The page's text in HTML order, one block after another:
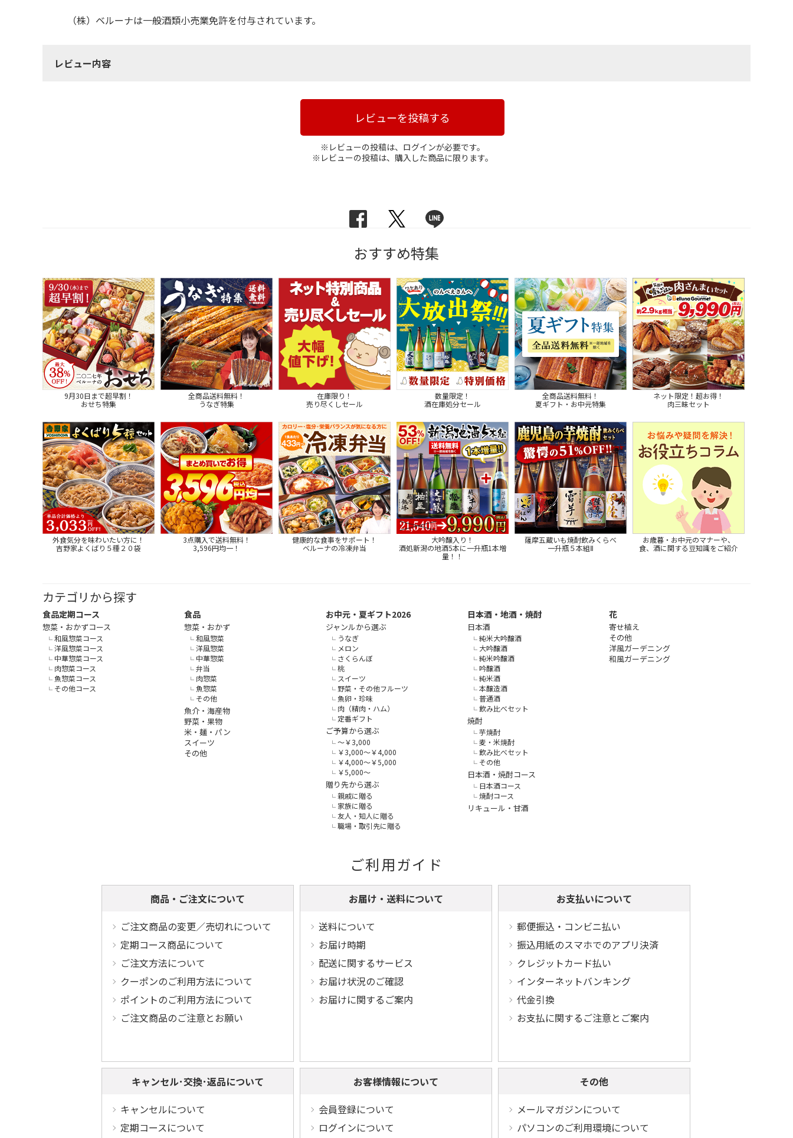
（株）ベルーナは一般酒類小売業免許を付与されています。
レビュー内容
レビューを投稿する
※レビューの投稿は、ログインが必要です。
※レビューの投稿は、購入した商品に限ります。
おすすめ特集
9月30日まで超早割！
おせち特集
全商品送料無料！
うなぎ特集
在庫限り！
売り尽くしセール
数量限定！
酒在庫処分セール
全商品送料無料！
夏ギフト・お中元特集
ネット限定！超お得！
肉三昧セット
外食気分を味わいたい方に！
吉野家よくばり５種２０袋
3点購入で送料無料！
3,596円均一！
健康的な食事をサポート！
ベルーナの冷凍弁当
大吟醸入り！
酒処新潟の地酒5本に一升瓶1本増
量！！
薩摩五蔵いも焼酎飲みくらべ
一升瓶５本組Ⅱ
お歳暮・お中元のマナーや、
食、酒に関する豆知識をご紹介
カテゴリから探す
食品定期コース
惣菜・おかずコース
和風惣菜コース
洋風惣菜コース
中華惣菜コース
肉惣菜コース
魚惣菜コース
その他コース
食品
惣菜・おかず
和風惣菜
洋風惣菜
中華惣菜
弁当
肉惣菜
魚惣菜
その他
魚介・海産物
野菜・果物
米・麺・パン
スイーツ
その他
お中元・夏ギフト2026
ジャンルから選ぶ
うなぎ
メロン
さくらんぼ
桃
スイーツ
野菜・その他フルーツ
魚卵・珍味
肉（精肉・ハム）
定番ギフト
ご予算から選ぶ
～￥3,000
￥3,000～￥4,000
￥4,000～￥5,000
￥5,000～
贈り先から選ぶ
親戚に贈る
家族に贈る
友人・知人に贈る
職場・取引先に贈る
日本酒・地酒・焼酎
日本酒
純米大吟醸酒
大吟醸酒
純米吟醸酒
吟醸酒
純米酒
本醸造酒
普通酒
飲み比べセット
焼酎
芋焼酎
麦・米焼酎
飲み比べセット
その他
日本酒・焼酎コース
日本酒コース
焼酎コース
リキュール・甘酒
花
寄せ植え
その他
洋風ガーデニング
和風ガーデニング
ご利用ガイド
商品・ご注文について
ご注文商品の変更／売切れについて
定期コース商品について
ご注文方法について
クーポンのご利用方法について
ポイントのご利用方法について
ご注文商品のご注意とお願い
お届け・送料について
送料について
お届け時期
配送に関するサービス
お届け状況のご確認
お届けに関するご案内
お支払いについて
郵便振込・コンビニ払い
振込用紙のスマホでのアプリ決済
クレジットカード払い
インターネットバンキング
代金引換
お支払に関するご注意とご案内
キャンセル･交換･返品について
キャンセルについて
定期コースについて
お客様情報について
会員登録について
ログインについて
その他
メールマガジンについて
パソコンのご利用環境について